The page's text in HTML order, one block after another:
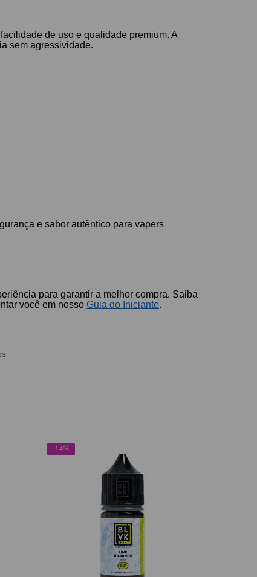
de uso e qualidade premium. A
sem agressividade.
e sabor autêntico para vapers
para garantir a melhor compra. Saiba
você em nosso Guia do Iniciante.
-14%